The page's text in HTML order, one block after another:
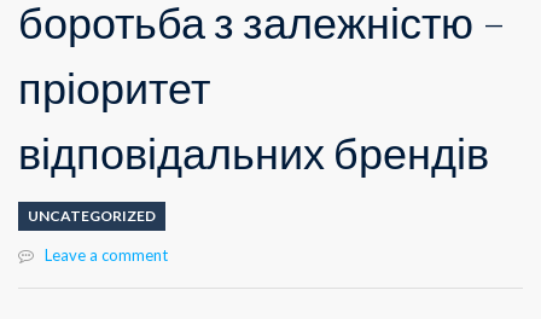
боротьба з залежністю –
пріоритет
відповідальних брендів
UNCATEGORIZED
Leave a comment